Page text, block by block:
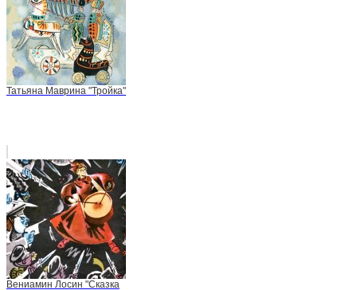
Татьяна Маврина "Тройка"
Вениамин Лосин "Сказка